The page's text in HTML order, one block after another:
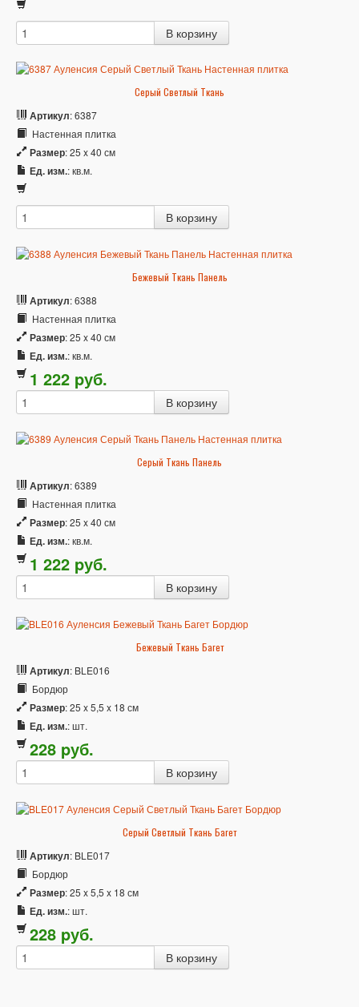
Серый Светлый Ткань
Артикул: 6387
Настенная плитка
Размер: 25 x 40 см
Ед. изм.: кв.м.
Бежевый Ткань Панель
Артикул: 6388
Настенная плитка
Размер: 25 x 40 см
Ед. изм.: кв.м.
1 222 pуб.
Серый Ткань Панель
Артикул: 6389
Настенная плитка
Размер: 25 x 40 см
Ед. изм.: кв.м.
1 222 pуб.
Бежевый Ткань Багет
Артикул: BLE016
Бордюр
Размер: 25 x 5,5 x 18 см
Ед. изм.: шт.
228 pуб.
Серый Светлый Ткань Багет
Артикул: BLE017
Бордюр
Размер: 25 x 5,5 x 18 см
Ед. изм.: шт.
228 pуб.